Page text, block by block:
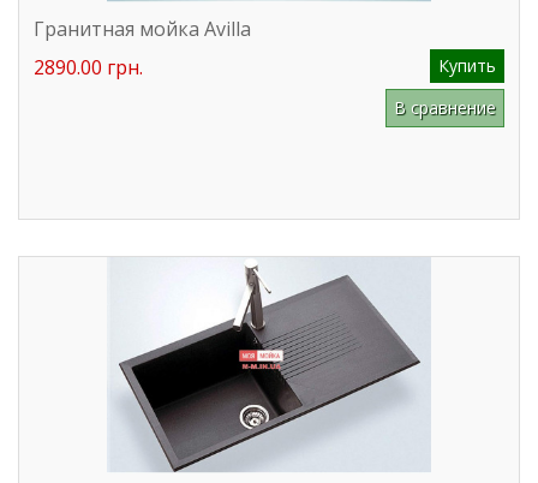
Гранитная мойка Avilla
2890.00 грн.
Купить
В сравнение